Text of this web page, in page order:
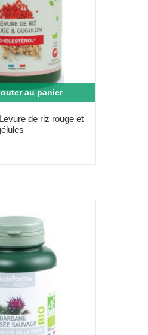
au panier
de riz rouge et